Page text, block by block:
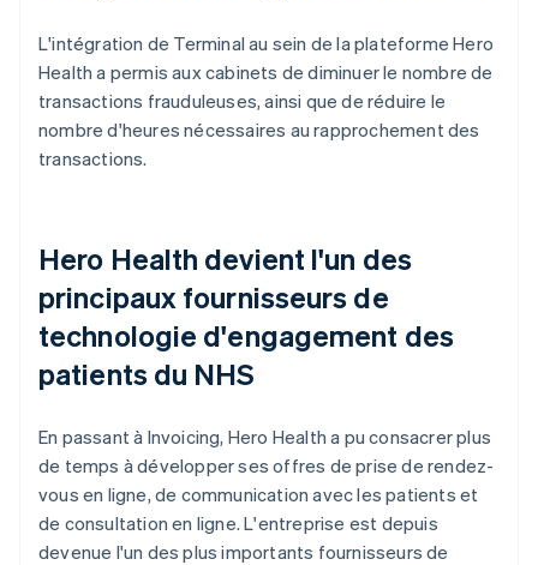
L'intégration de Terminal au sein de la plateforme Hero
Health a permis aux cabinets de diminuer le nombre de
transactions frauduleuses, ainsi que de réduire le
nombre d'heures nécessaires au rapprochement des
transactions.
Hero Health devient l'un des
principaux fournisseurs de
technologie d'engagement des
patients du NHS
En passant à Invoicing, Hero Health a pu consacrer plus
de temps à développer ses offres de prise de rendez-
vous en ligne, de communication avec les patients et
de consultation en ligne. L'entreprise est depuis
devenue l'un des plus importants fournisseurs de